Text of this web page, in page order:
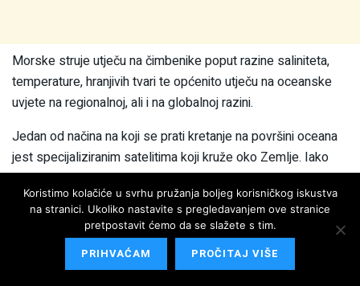
Morske struje utječu na čimbenike poput razine saliniteta,
temperature, hranjivih tvari te općenito utječu na oceanske
uvjete na regionalnoj, ali i na globalnoj razini.
Jedan od načina na koji se prati kretanje na površini oceana
jest specijaliziranim satelitima koji kruže oko Zemlje. Iako
kruže na visini od nekoliko tisuća kilometara, mogu
detektirati promjenu razine mora od samo nekoliko
centimetara. Pomno analizirajući te podatke, znanstvenici su
primijetili jasnu promjenu u snazi morskih struja. Ove
promjene nikad prije nisu bile otkrivene.
Koristimo kolačiće u svrhu pružanja boljeg korisničkog iskustva
na stranici. Ukoliko nastavite s pregledavanjem ove stranice
pretpostavit ćemo da se slažete s tim.
PRIHVAĆAM PROČITAJ VIŠE